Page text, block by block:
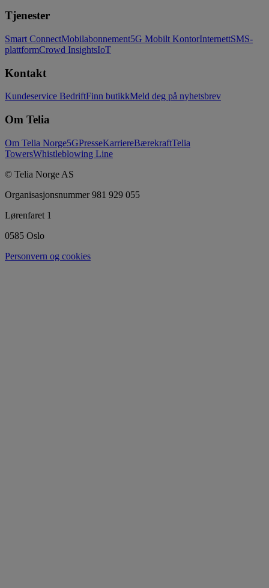
Tjenester
Smart ConnectMobilabonnement5G Mobilt KontorInternettSMS-
plattformCrowd InsightsIoT
Kontakt
Kundeservice BedriftFinn butikkMeld deg på nyhetsbrev
Om Telia
Om Telia Norge5GPresseKarriereBærekraftTelia
TowersWhistleblowing Line
© Telia Norge AS
Organisasjonsnummer 981 929 055
Lørenfaret 1
0585 Oslo
Personvern og cookies